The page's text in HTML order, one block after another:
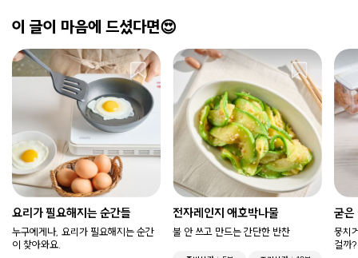
이 글이 마음에 드셨다면😍
요리가 필요해지는 순간들
누구에게나, 요리가 필요해지는 순간
이 찾아와요.
전자레인지 애호박나물
불 안 쓰고 만드는 간단한 반찬
굳은
뭉치
걸까?